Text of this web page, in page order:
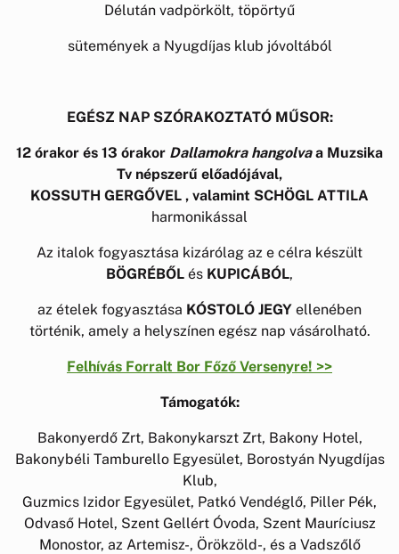
Délután vadpörkölt, töpörtyű
sütemények a Nyugdíjas klub jóvoltából
EGÉSZ NAP SZÓRAKOZTATÓ MŰSOR:
12 órakor és 13 órakor Dallamokra hangolvaa Muzsika
Tv népszerű előadójával,
KOSSUTH GERGŐVEL , valamint SCHÖGL ATTILA
harmonikással
Az italok fogyasztása kizárólag az e célra készült
BÖGRÉBŐL és KUPICÁBÓL,
az ételek fogyasztása KÓSTOLÓ JEGY ellenében
történik, amely a helyszínen egész nap vásárolható.
Felhívás Forralt Bor Főző Versenyre! >>
Támogatók:
Bakonyerdő Zrt, Bakonykarszt Zrt, Bakony Hotel,
Bakonybéli Tamburello Egyesület, Borostyán Nyugdíjas
Klub,
Guzmics Izidor Egyesület, Patkó Vendéglő, Piller Pék,
Odvaső Hotel, Szent Gellért Óvoda, Szent Mauríciusz
Monostor, az Artemisz-, Örökzöld-, és a Vadszőlő